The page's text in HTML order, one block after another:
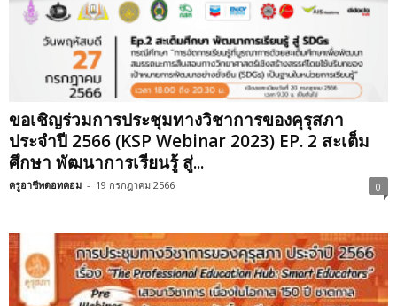
ขอเชิญร่วมการประชุมทางวิชาการของคุรุสภา
ประจำปี 2566 (KSP Webinar 2023) EP. 2 สะเต็ม
ศึกษา พัฒนาการเรียนรู้ สู่...
ครูอาชีพดอทคอม - 19 กรกฎาคม 2566 0